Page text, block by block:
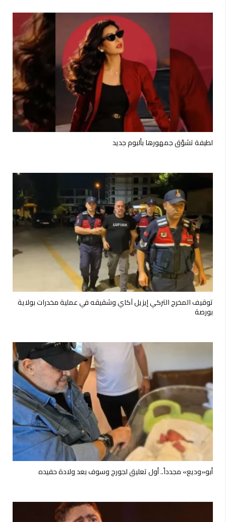
لطيفة تشوّق جمهورها بألبوم جديد
توقيف المخرج التركي إيزيل آكاي وشقيقه في عملية مخدرات بولاية
بورصة
أبو«وديع» مجدداً.. أول تعليق لجورج وسوف بعد ولادة حفيده